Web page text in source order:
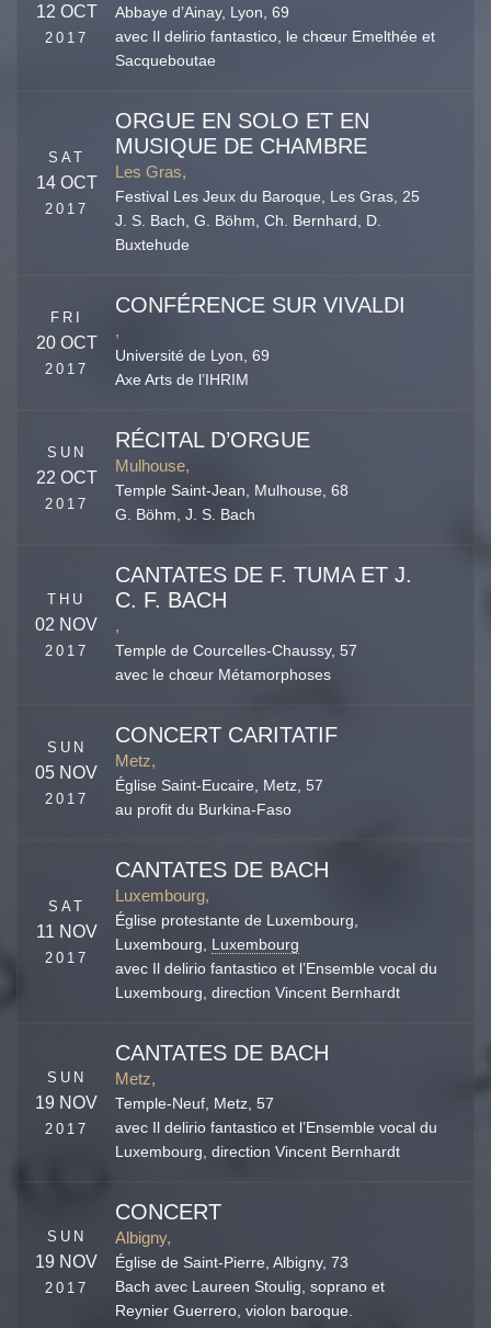
12 OCT
2017
Abbaye d’Ainay, Lyon, 69
avec Il delirio fantastico, le chœur Emelthée et
Sacqueboutae
SAT
14 OCT
2017
ORGUE EN SOLO ET EN
MUSIQUE DE CHAMBRE
Les Gras,
Festival Les Jeux du Baroque, Les Gras, 25
J. S. Bach, G. Böhm, Ch. Bernhard, D.
Buxtehude
FRI
20 OCT
2017
CONFÉRENCE SUR VIVALDI
,
Université de Lyon,69
Axe Arts de l’IHRIM
SUN
22 OCT
2017
RÉCITAL D’ORGUE
Mulhouse,
Temple Saint-Jean, Mulhouse, 68
G. Böhm, J. S. Bach
THU
02 NOV
2017
CANTATES DE F. TUMA ET J.
C. F. BACH
,
Temple de Courcelles-Chaussy,57
avec le chœur Métamorphoses
SUN
05 NOV
2017
CONCERT CARITATIF
Metz,
Église Saint-Eucaire, Metz, 57
au profit du Burkina-Faso
SAT
11 NOV
2017
CANTATES DE BACH
Luxembourg,
Église protestante de Luxembourg,
Luxembourg, Luxembourg
avec Il delirio fantastico et l’Ensemble vocal du
Luxembourg, direction Vincent Bernhardt
SUN
19 NOV
2017
CANTATES DE BACH
Metz,
Temple-Neuf, Metz, 57
avec Il delirio fantastico et l’Ensemble vocal du
Luxembourg, direction Vincent Bernhardt
SUN
19 NOV
2017
CONCERT
Albigny,
Église de Saint-Pierre,Albigny, 73
Bach avec Laureen Stoulig, soprano et
Reynier Guerrero, violon baroque.